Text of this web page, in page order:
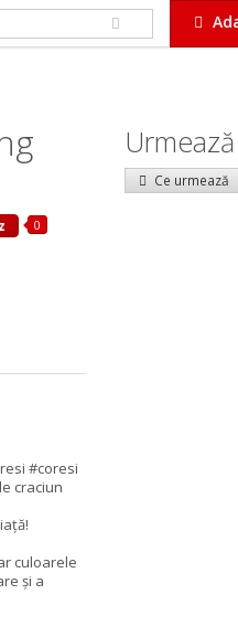
0
#coresi
craciun
culoarele
și a
Ce urmează